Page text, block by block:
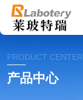
PRODUCT CENTER
产品中心